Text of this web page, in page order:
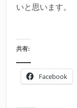
いと思います。
共有:
Facebook